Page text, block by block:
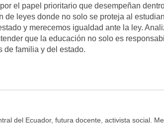
el papel prioritario que desempeñan
leyes donde no solo se proteja al
y merecemos igualdad ante la ley.
que la educación no solo es
de familia y del estado.
del Ecuador, futura docente, activista social.